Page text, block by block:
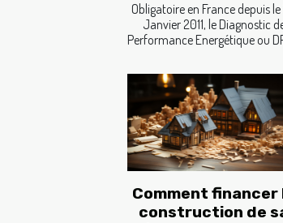
Obligatoire en France depuis le
Janvier 2011, le Diagnostic
Performance Energétique ou
Comment financer
construction de